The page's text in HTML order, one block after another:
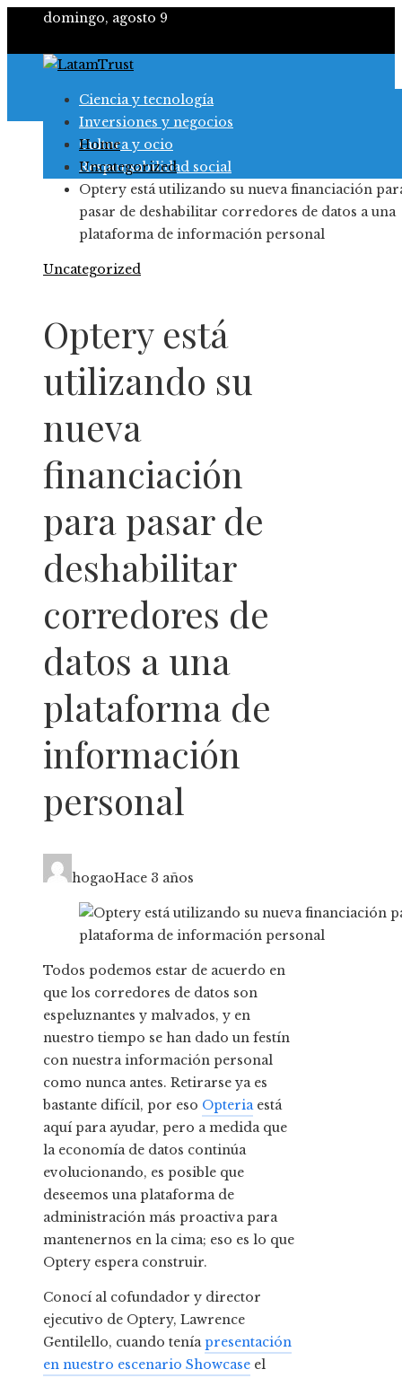
domingo, agosto 9
Ciencia y tecnología
Inversiones y negocios
Cultura y ocio
Responsabilidad social
Home
Uncategorized
Optery está utilizando su nueva financiación
pasar de deshabilitar corredores de datos a una
plataforma de información personal
Uncategorized
Optery está
utilizando su
nueva
financiación
para pasar de
deshabilitar
corredores de
datos a una
plataforma de
información
personal
hogaoHace 3 años
Todos podemos estar de acuerdo en
que los corredores de datos son
espeluznantes y malvados, y en
nuestro tiempo se han dado un festín
con nuestra información personal
como nunca antes. Retirarse ya es
bastante difícil, por eso Opteriaestá
aquí para ayudar, pero a medida que
la economía de datos continúa
evolucionando, es posible que
deseemos una plataforma de
administración más proactiva para
mantenernos en la cima; eso es lo que
Optery espera construir.
Conocí al cofundador y director
ejecutivo de Optery, Lawrence
Gentilello, cuando teníapresentación
en nuestro escenario Showcase el